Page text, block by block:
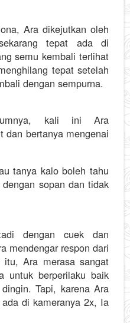
Ara dikejutkan oleh
tepat ada di
semu kembali terlihat
tepat setelah
dengan sempurna.
kali ini Ara
dan bertanya mengenai
tanya kalo boleh tahu
sopan dan tidak
dengan cuek dan
mendengar respon dari
Ara merasa sangat
untuk berperilaku baik
Tapi, karena Ara
di kameranya 2x, Ia